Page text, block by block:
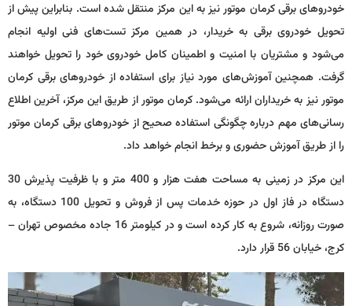
خودروهای برقی کرمان موتور نیز به این مرکز منتقل شده است. بنابراین پیش از
تحویل خودروی برقی به خریدار، در همین مرکز تست‌های فنی اولیه انجام
می‌شود و مشتریان با امنیت و اطمینان کامل خودروی خود را تحویل خواهند
گرفت. همچنین آموزش‌های مورد نیاز برای استفاده از خودروهای برقی کرمان
موتور نیز به خریداران ارائه می‌شود. کرمان موتور از طریق این مرکز، آخرین اطلاع
رسانی‌های مهم درباره چگونگی استفاده صحیح از خودروهای برقی کرمان موتور
را از طریق آموزش حضوری و برخط انجام خواهد داد.
این مرکز در زمینی به مساحت هفت هزار و 400 متر و با ظرفیت پذیرش 30
دستگاه در فاز اول در حوزه خدمات پس از فروش و تحویل 100 دستگاه، به
صورت روزانه، شروع به کار کرده است و در کیلومتر 16 جاده مخصوص تهران –
کرج، خیابان 56 قرار دارد.